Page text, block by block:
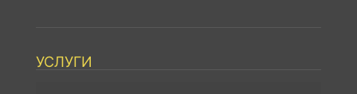
УСЛУГИ